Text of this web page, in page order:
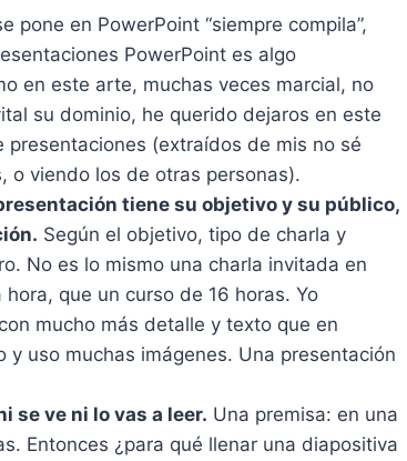
en PowerPoint “siempre compila”,
PowerPoint es algo
en este arte, muchas veces marcial, no
su dominio, he querido dejaros en este
(extraídos de mis no sé
o viendo los de otras personas).
tiene su objetivo y su público,
Según el objetivo, tipo de charla y
No es lo mismo una charla invitada en
que un curso de 16 horas. Yo
mucho más detalle y texto que en
uso muchas imágenes. Una presentación
se ve ni lo vas a leer. Una premisa: en una
Entonces ¿para qué llenar una diapositiva